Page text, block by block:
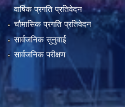
वार्षिक प्रगति प्रतिवेदन
चौमासिक प्रगति प्रतिवेदन
सार्वजनिक सुनुवाई
सार्वजनिक परीक्षण